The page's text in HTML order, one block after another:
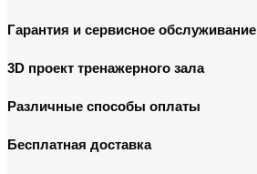
Гарантия и сервисное обслуживание
3D проект тренажерного зала
Различные способы оплаты
Бесплатная доставка